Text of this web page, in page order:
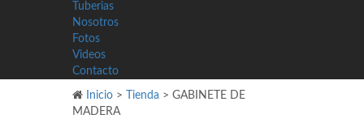
Tuberias
Nosotros
Fotos
Videos
Contacto
Inicio > Tienda > GABINETE DE
MADERA